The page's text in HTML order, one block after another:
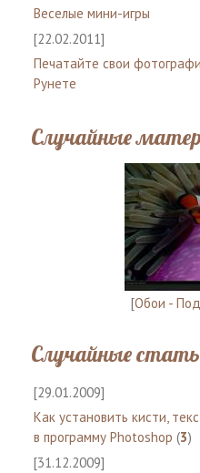
Веселые мини-игры
[22.02.2011]
Печатайте свои
Рунете
Случайные
[Обои -
Случайные
[29.01.2009]
Как установить кисти,
в программу Photoshop (3)
[31.12.2009]